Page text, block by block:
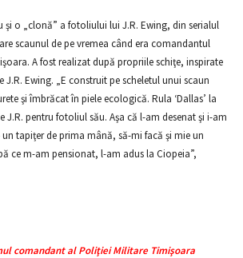
şi o „clonă” a fotoliului lui J.R. Ewing, din serialul
scaunul de pe vremea când era comandantul
A fost realizat după propriile schiţe, inspirate
Ewing. „E construit pe scheletul unui scaun
şi îmbrăcat în piele ecologică. Rula ‘Dallas’ la
J.R. pentru fotoliul său. Aşa că l-am desenat şi i-am
tapiţer de prima mână, să-mi facă şi mie un
ce m-am pensionat, l-am adus la Ciopeia”,
comandant al Poliţiei Militare Timişoara